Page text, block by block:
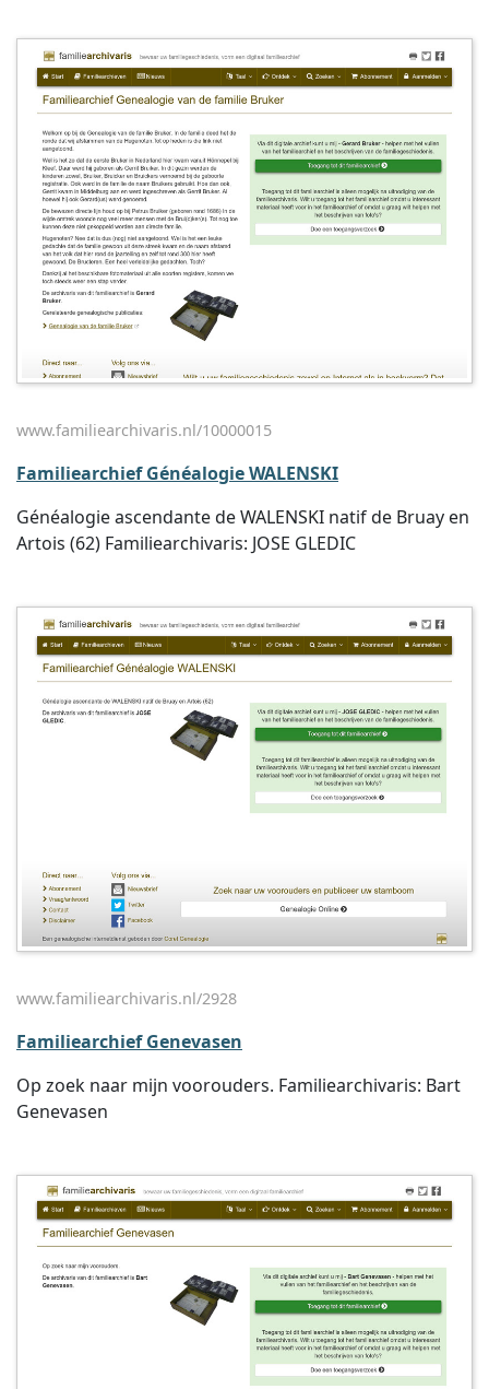
www.familiearchivaris.nl/10000015
Familiearchief Généalogie WALENSKI
Généalogie ascendante de WALENSKI natif de Bruay en
Artois (62) Familiearchivaris: JOSE GLEDIC
www.familiearchivaris.nl/2928
Familiearchief Genevasen
Op zoek naar mijn voorouders. Familiearchivaris: Bart
Genevasen